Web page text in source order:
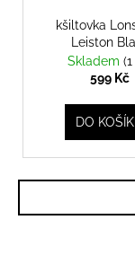
kšiltovka
Leiston
Skladem
599 Kč
DO